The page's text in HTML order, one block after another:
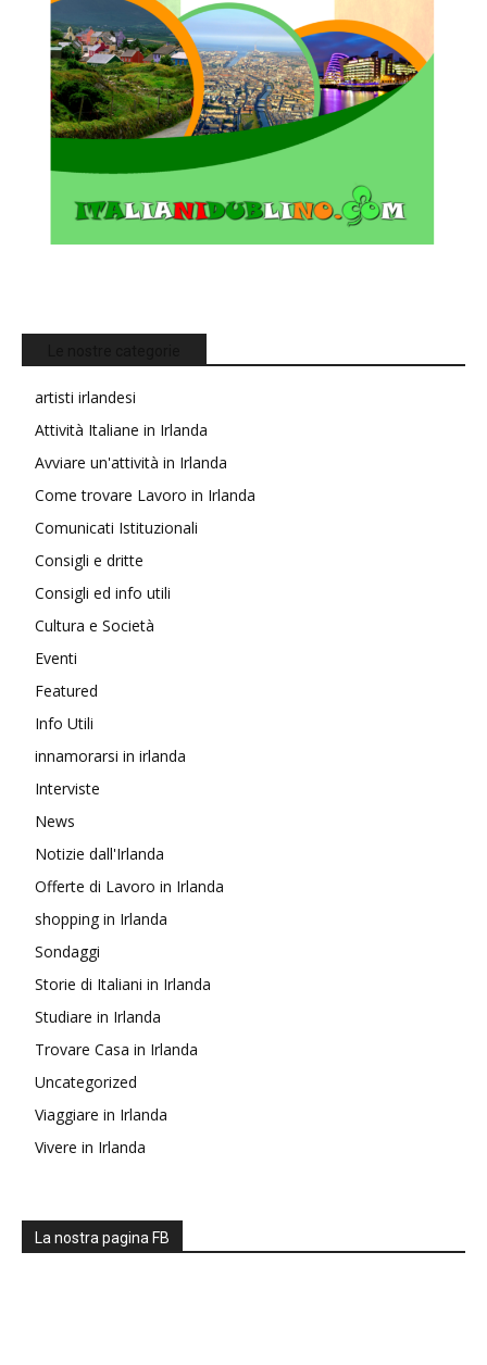
artisti irlandesi
Attività Italiane in Irlanda
Avviare un'attività in Irlanda
Come trovare Lavoro in Irlanda
Comunicati Istituzionali
Consigli e dritte
Consigli ed info utili
Cultura e Società
Eventi
Featured
Info Utili
innamorarsi in irlanda
Interviste
News
Notizie dall'Irlanda
Offerte di Lavoro in Irlanda
shopping in Irlanda
Sondaggi
Storie di Italiani in Irlanda
Studiare in Irlanda
Trovare Casa in Irlanda
Uncategorized
Viaggiare in Irlanda
Vivere in Irlanda
La nostra pagina FB